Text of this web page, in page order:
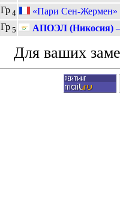
Гр4
«Пари Сен-
Гр5 АПОЭЛ (Никосия)
Для ваших